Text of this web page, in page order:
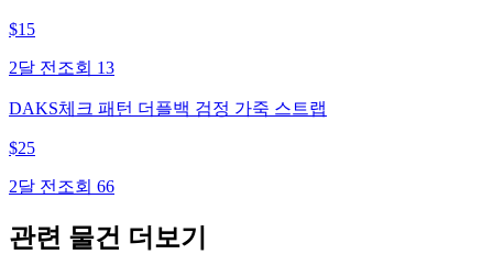
$15
2달 전 조회 13
DAKS체크 패턴 더플백 검정 가죽 스트랩
$25
2달 전 조회 66
관련 물건 더보기